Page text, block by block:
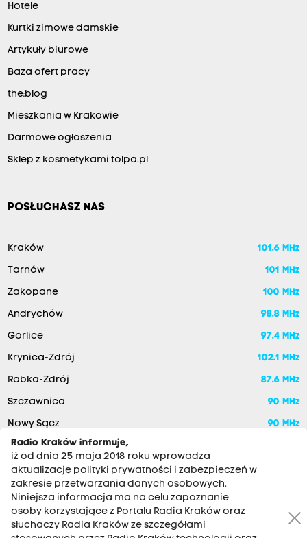
Hotele
Kurtki zimowe damskie
Artykuły biurowe
Baza ofert pracy
the:blog
Mieszkania w Krakowie
Darmowe ogłoszenia
Sklep z kosmetykami tolpa.pl
POSŁUCHASZ NAS
Kraków 101.6 MHz
Tarnów 101 MHz
Zakopane 100 MHz
Andrychów 98.8 MHz
Gorlice 97.4 MHz
Krynica-Zdrój 102.1 MHz
Rabka-Zdrój 87.6 MHz
Szczawnica 90 MHz
Nowy Sącz
90 MHz
Radio Kraków informuje,
iż od dnia 25 maja 2018 roku wprowadza
aktualizację polityki prywatności i zabezpieczeń w
zakresie przetwarzania danych osobowych.
Niniejsza informacja ma na celu zapoznanie
osoby korzystające z Portalu Radia Kraków oraz
słuchaczy Radia Kraków ze szczegółami